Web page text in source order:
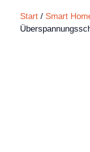
Start / Smart